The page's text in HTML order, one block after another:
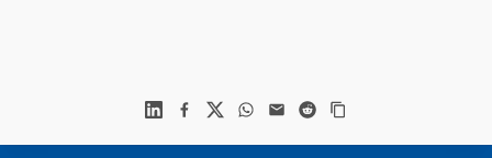
LinkedinFacebook
X WhatsApp
MailReddit